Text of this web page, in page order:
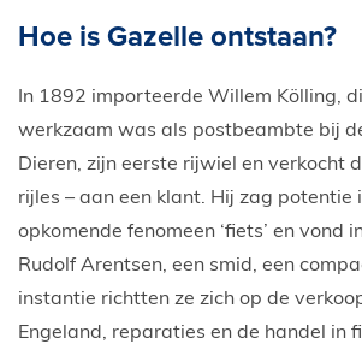
Hoe is Gazelle ontstaan?
In 1892 importeerde Willem Kölling,
werkzaam was als postbeambte bij
Dieren, zijn eerste rijwiel en verkocht
rijles – aan een klant. Hij zag potentie
opkomende fenomeen ‘fiets’ en vond
Rudolf Arentsen, een smid, een
instantie richtten ze zich op de
Engeland, reparaties en de handel in